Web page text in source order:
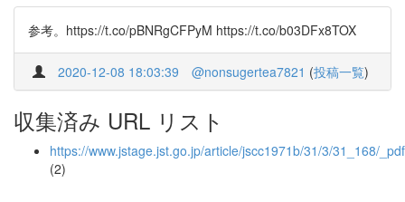
参考。https://t.co/pBNRgCFPyM https://t.co/b03DFx8TOX
2020-12-08 18:03:39 @nonsugertea7821 (投稿一覧)
収集済み URL リスト
https://www.jstage.jst.go.jp/article/jscc1971b/31/3/31_168/_pdf
(2)